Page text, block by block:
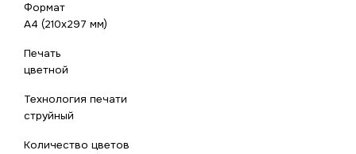
Формат
A4 (210x297 мм)
Печать
цветной
Технология печати
струйный
Количество цветов